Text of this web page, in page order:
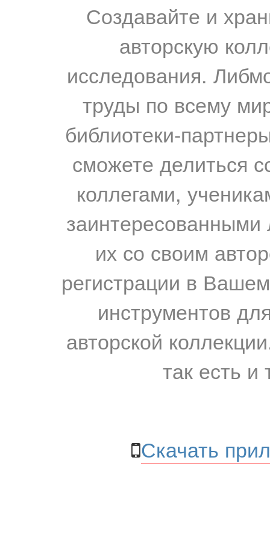
Создавайте и
авторскую
исследования.
труды по всему
библиотеки-
сможете делиться
коллегами,
их со своим
регистрации в
инструментов
авторской
так есть и
Скачать